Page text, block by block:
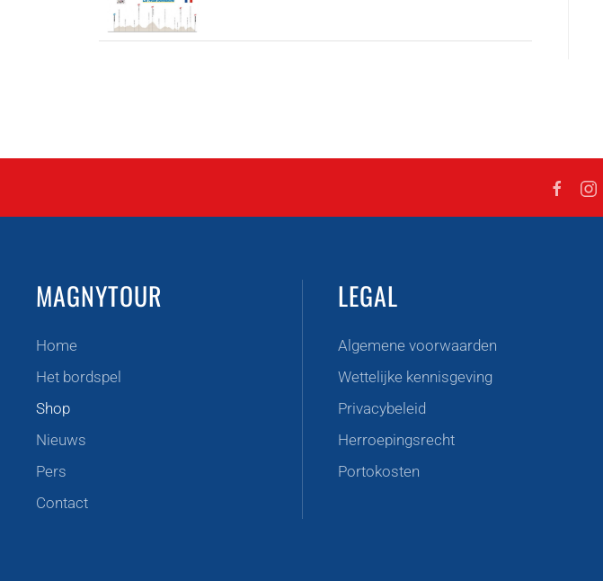
MAGNYTOUR
Home
Het bordspel
Shop
Nieuws
Pers
Contact
LEGAL
Algemene voorwaarden
Wettelijke kennisgeving
Privacybeleid
Herroepingsrecht
Portokosten